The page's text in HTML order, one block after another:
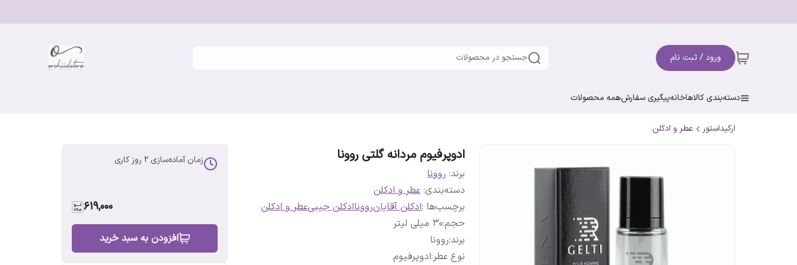
ورود / ثبت نام جستجو در محصولات
دسته‌بندی کالاهاخانهپیگیری سفارشهمه محصولات
ارکیداستور عطر و ادکلن
ادوپرفیوم مردانه گلتی روونا
برند: روونا
دسته‌بندی:عطر و ادکلن
برچسب‌ها :ادکلن آقایانرووناادکلن جیبیعطر و ادکلن
حجم:30 میلی لیتر
برند:روونا
نوع عطر:ادوپرفیوم
زمان آماده‌سازی 2 روز کاری
619,000
افزودن به سبد خرید